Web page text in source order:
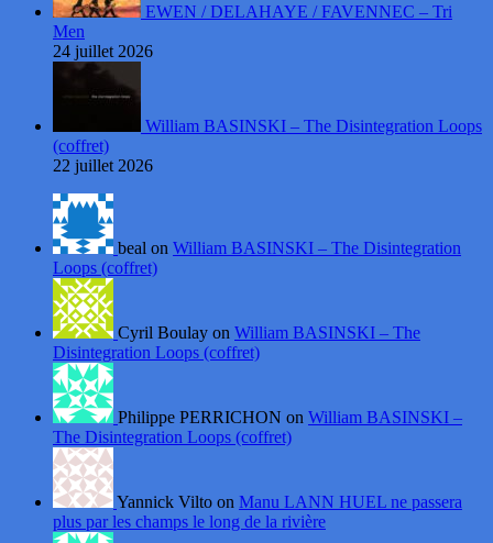
EWEN / DELAHAYE / FAVENNEC – Tri
Men
24 juillet 2026
William BASINSKI – The Disintegration Loops
(coffret)
22 juillet 2026
beal on William BASINSKI – The Disintegration
Loops (coffret)
Cyril Boulay on William BASINSKI – The
Disintegration Loops (coffret)
Philippe PERRICHON on William BASINSKI –
The Disintegration Loops (coffret)
Yannick Vilto on Manu LANN HUEL ne passera
plus par les champs le long de la rivière